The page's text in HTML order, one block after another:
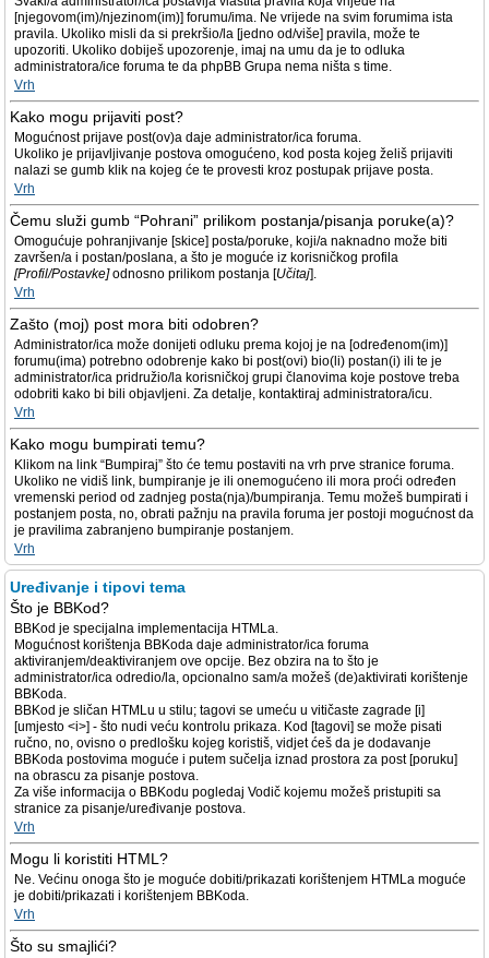
[njegovom(im)/njezinom(im)] forumu/ima. Ne vrijede na svim forumima ista
pravila. Ukoliko misli da si prekršio/la [jedno od/više] pravila, može te
upozoriti. Ukoliko dobiješ upozorenje, imaj na umu da je to odluka
administratora/ice foruma te da phpBB Grupa nema ništa s time.
Vrh
Kako mogu prijaviti post?
Mogućnost prijave post(ov)a daje administrator/ica foruma.
Ukoliko je prijavljivanje postova omogućeno, kod posta kojeg želiš prijaviti
nalazi se gumb klik na kojeg će te provesti kroz postupak prijave posta.
Vrh
Čemu služi gumb “Pohrani” prilikom postanja/pisanja poruke(a)?
Omogućuje pohranjivanje [skice] posta/poruke, koji/a naknadno može biti
završen/a i postan/poslana, a što je moguće iz korisničkog profila
[Profil/Postavke]odnosno prilikom postanja [Učitaj].
Vrh
Zašto (moj) post mora biti odobren?
Administrator/ica može donijeti odluku prema kojoj je na [određenom(im)]
forumu(ima) potrebno odobrenje kako bi post(ovi) bio(li) postan(i) ili te je
administrator/ica pridružio/la korisničkoj grupi članovima koje postove treba
odobriti kako bi bili objavljeni. Za detalje, kontaktiraj administratora/icu.
Vrh
Kako mogu bumpirati temu?
Klikom na link “Bumpiraj” što će temu postaviti na vrh prve stranice foruma.
Ukoliko ne vidiš link, bumpiranje je ili onemogućeno ili mora proći određen
vremenski period od zadnjeg posta(nja)/bumpiranja. Temu možeš bumpirati i
postanjem posta, no, obrati pažnju na pravila foruma jer postoji mogućnost da
je pravilima zabranjeno bumpiranje postanjem.
Vrh
Uređivanje i tipovi tema
Što je BBKod?
BBKod je specijalna implementacija HTMLa.
Mogućnost korištenja BBKoda daje administrator/ica foruma
aktiviranjem/deaktiviranjem ove opcije. Bez obzira na to što je
administrator/ica odredio/la, opcionalno sam/a možeš (de)aktivirati korištenje
BBKoda.
BBKod je sličan HTMLu u stilu; tagovi se umeću u vitičaste zagrade [i]
[umjesto <i>] - što nudi veću kontrolu prikaza. Kod [tagovi] se može pisati
ručno, no, ovisno o predlošku kojeg koristiš, vidjet ćeš da je dodavanje
BBKoda postovima moguće i putem sučelja iznad prostora za post [poruku]
na obrascu za pisanje postova.
Za više informacija o BBKodu pogledaj Vodič kojemu možeš pristupiti sa
stranice za pisanje/uređivanje postova.
Vrh
Mogu li koristiti HTML?
Ne. Većinu onoga što je moguće dobiti/prikazati korištenjem HTMLa moguće
je dobiti/prikazati i korištenjem BBKoda.
Vrh
Što su smajlići?